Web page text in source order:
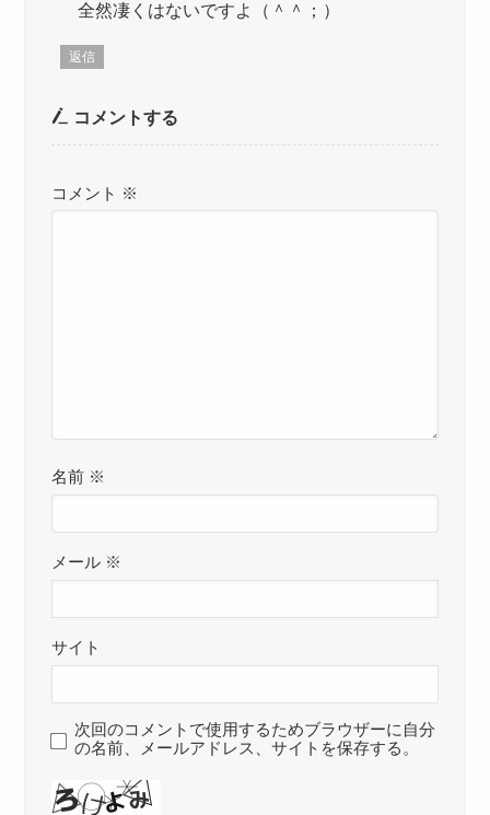
全然凄くはないですよ（＾＾；）
返信
コメントする
コメント ※
名前 ※
メール ※
サイト
次回のコメントで使用するためブラウザーに自分
の名前、メールアドレス、サイトを保存する。